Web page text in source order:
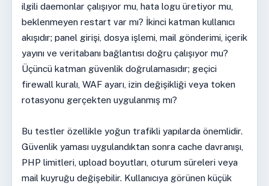
ilgili daemonlar çalışıyor mu, hata logu üretiyor mu,
beklenmeyen restart var mı? İkinci katman kullanıcı
akışıdır; panel girişi, dosya işlemi, mail gönderimi, içerik
yayını ve veritabanı bağlantısı doğru çalışıyor mu?
Üçüncü katman güvenlik doğrulamasıdır; geçici
firewall kuralı, WAF ayarı, izin değişikliği veya token
rotasyonu gerçekten uygulanmış mı?
Bu testler özellikle yoğun trafikli yapılarda önemlidir.
Güvenlik yaması uygulandıktan sonra cache davranışı,
PHP limitleri, upload boyutları, oturum süreleri veya
mail kuyruğu değişebilir. Kullanıcıya görünen küçük